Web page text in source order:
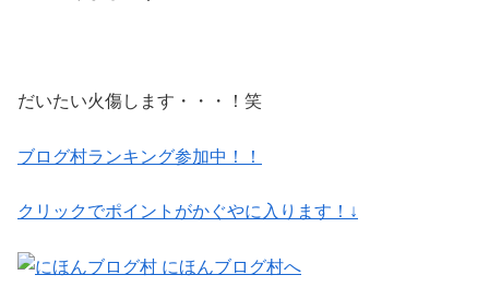
だいたい火傷します・・・！笑
ブログ村ランキング参加中！！
クリックでポイントがかぐやに入ります！↓